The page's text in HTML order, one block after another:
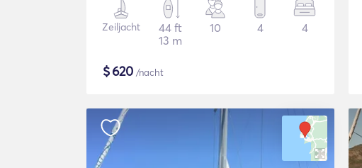
Zeiljacht
44 ft
13 m
10 4 4
$620 /nacht